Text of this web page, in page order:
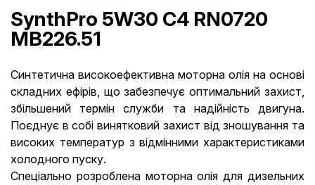
SynthPro 5W30 C4 RN0720
MB226.51
Синтетична високоефективна моторна олія на основі
складних ефірів, що забезпечує оптимальний захист,
збільшений термін служби та надійність двигуна.
Поєднує в собі винятковий захист від зношування та
високих температур з відмінними характеристиками
холодного пуску.
Спеціально розроблена моторна олія для дизельних